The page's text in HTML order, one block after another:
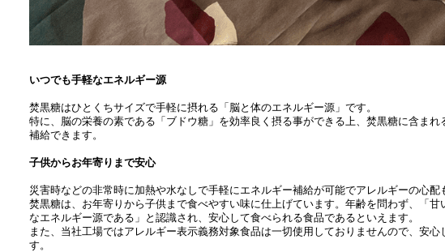
いつでも手軽なエネルギー源
焚黒糖はひとくちサイズで手軽に摂れる「脳と体のエネルギー源」です。
特に、脳の栄養の素である「ブドウ糖」を効率良く摂る事ができる上、焚黒糖に含まれ
補給できます。
子供からお年寄りまで安心
災害時などの非常時に加熱や水なしで手軽にエネルギー補給が可能でアレルギーの心配
焚黒糖は、お年寄りから子供まで食べやすい味に仕上げています。年齢を問わず、「甘
なエネルギー源である」と認識され、安心して食べられる食品であるといえます。
また、当社工場ではアレルギー表示義務対象食品は一切使用しておりませんので、安心
す。